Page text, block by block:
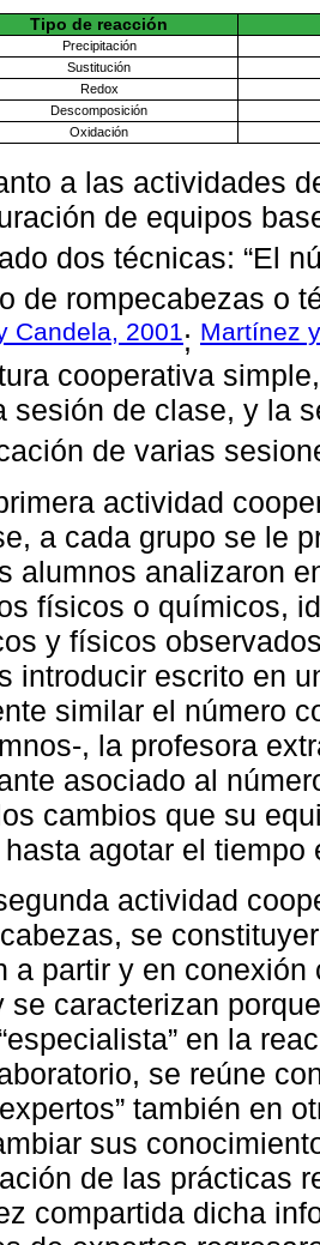
Tipo de reacción
Precipitación
Sustitución
Redox
Descomposición
Oxidación
a las actividades
de equipos
dos técnicas: “El
de rompecabezas o
Candela, 2001; Martínez
cooperativa
sesión de clase, y la
de varias
actividad
a cada grupo se le
alumnos analizaron
físicos o químicos,
y físicos
introducir escrito en
similar el número
, la profesora
asociado al
cambios que su
agotar el
actividad
se
a partir y en
se caracterizan
en la
se reúne
también en
sus
de las prácticas
compartida dicha